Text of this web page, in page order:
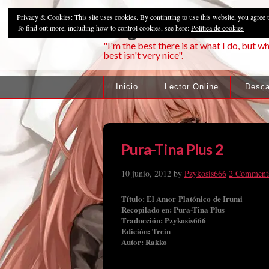
"I'm the best there is at what I do, but
best isn't very nice".
Inicio Lector Online
Pura-Tina Plus 2
10 junio, 2012 by Pzykosis666 2
Título: El Amor Platónico de Irumi
Recopilado en: Pura-Tina Plus
Traducción: Pzykosis666
Edición: Trein
Autor: Rakko
Privacy & Cookies: This site uses cookies. By continuing to use this website, you agree
To find out more, including how to control cookies, see here:Política de cookies